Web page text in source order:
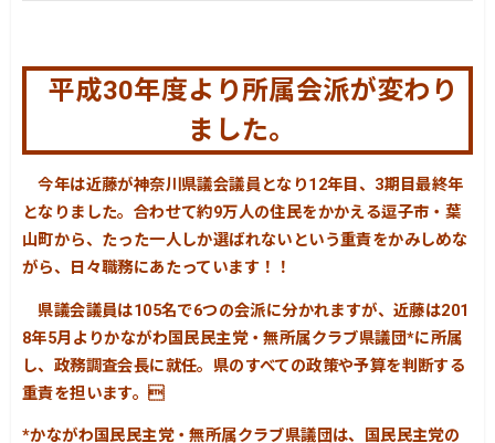
平成30年度より所属会派が変わり
ました。
今年は近藤が神奈川県議会議員となり12年目、3期目最終年
となりました。合わせて約9万人の住民をかかえる逗子市・葉
山町から、たった一人しか選ばれないという重責をかみしめな
がら、日々職務にあたっています！！
県議会議員は105名で6つの会派に分かれますが、近藤は201
8年5月よりかながわ国民民主党・無所属クラブ県議団*に所属
し、政務調査会長に就任。県のすべての政策や予算を判断する
重責を担います。
*かながわ国民民主党・無所属クラブ県議団は、国民民主党の